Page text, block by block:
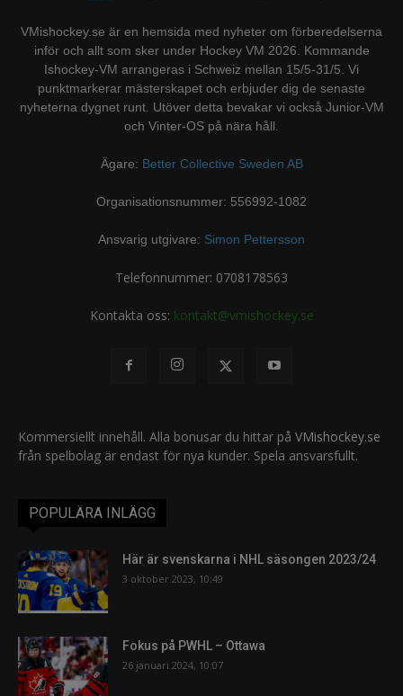
VMishockey.se är en hemsida med nyheter om förberedelserna
inför och allt som sker under Hockey VM 2026. Kommande
Ishockey-VM arrangeras i Schweiz mellan 15/5-31/5. Vi
punktmarkerar mästerskapet och erbjuder dig de senaste
nyheterna dygnet runt. Utöver detta bevakar vi också Junior-VM
och Vinter-OS på nära håll.
Ägare: Better Collective Sweden AB
Organisationsnummer: 556992-1082
Ansvarig utgivare: Simon Pettersson
Telefonnummer: 0708178563
Kontakta oss: kontakt@vmishockey.se
Kommersiellt innehåll. Alla bonusar du hittar på VMishockey.se
från spelbolag är endast för nya kunder. Spela ansvarsfullt.
POPULÄRA INLÄGG
Här är svenskarna i NHL säsongen 2023/24
3 oktober 2023, 10:49
Fokus på PWHL – Ottawa
26 januari 2024, 10:07